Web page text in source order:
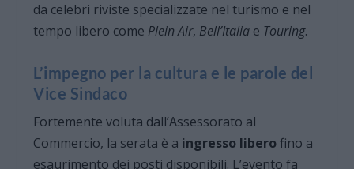
da celebri riviste specializzate nel turismo e nel
tempo libero come Plein Air, Bell’Italia e Touring.
L’impegno per la cultura e le parole del
Vice Sindaco
Fortemente voluta dall’Assessorato al
Commercio, la serata è a ingresso libero fino a
esaurimento dei posti disponibili. L’evento fa